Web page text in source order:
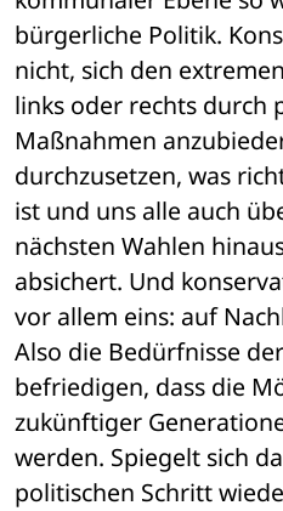
bürgerliche Politik.
nicht, sich den
links oder rechts durch
Maßnahmen
durchzusetzen, was
ist und uns alle auch
nächsten Wahlen
absichert. Und
vor allem eins: auf
Also die Bedürfnisse
befriedigen, dass die
zukünftiger
werden. Spiegelt sich
politischen Schritt